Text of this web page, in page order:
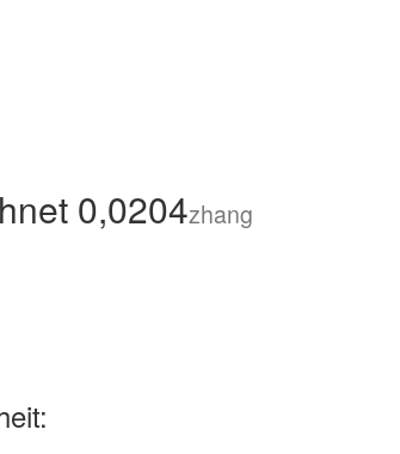
0,0204zhang